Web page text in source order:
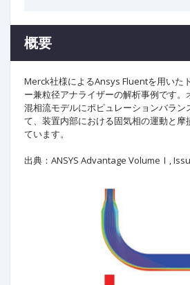
概要
Merck社様によるAnsys Fluentを用いた
ー兼粒径アナライザーの解析事例です。
混相流モデルにポピュレーションバラ
て、装置内部における固気相の運動と摩
ています。
出典：ANSYS Advantage VolumeⅠ,